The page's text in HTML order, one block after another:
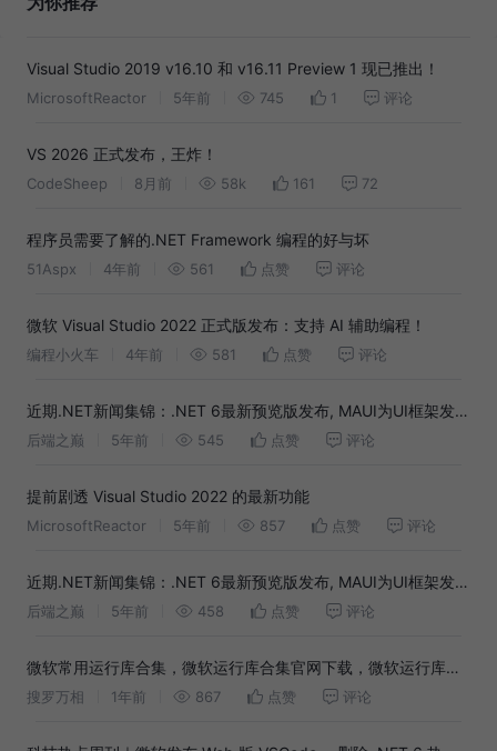
Visual Studio 2019 v16.10 和 v16.11 Preview 1 现已推出！
MicrosoftReactor 5年前 745 1 评论
VS 2026 正式发布，王炸！
CodeSheep 8月前 58k 161 72
程序员需要了解的.NET Framework 编程的好与坏
51Aspx 4年前 561 点赞 评论
微软 Visual Studio 2022 正式版发布：支持 AI 辅助编程！
编程小火车 4年前 581 点赞 评论
近期.NET新闻集锦：.NET 6最新预览版发布, MAUI为UI框架发布
最新预览……
后端之巅 5年前 545 点赞 评论
提前剧透 Visual Studio 2022 的最新功能
MicrosoftReactor 5年前 857 点赞 评论
近期.NET新闻集锦：.NET 6最新预览版发布, MAUI为UI框架发布
最新预览……
后端之巅 5年前 458 点赞 评论
微软常用运行库合集，微软运行库合集官网下载，微软运行库官
方下载，微软vc运行库
搜罗万相 1年前 867 点赞 评论